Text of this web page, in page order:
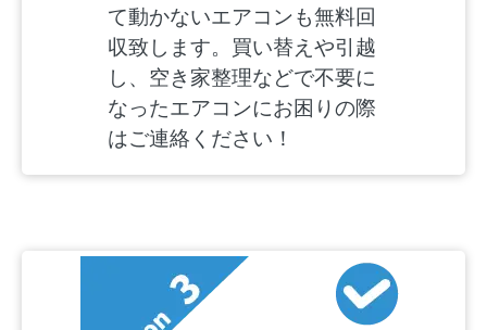
て動かないエアコンも無料回
収致します。買い替えや引越
し、空き家整理などで不要に
なったエアコンにお困りの際
はご連絡ください！